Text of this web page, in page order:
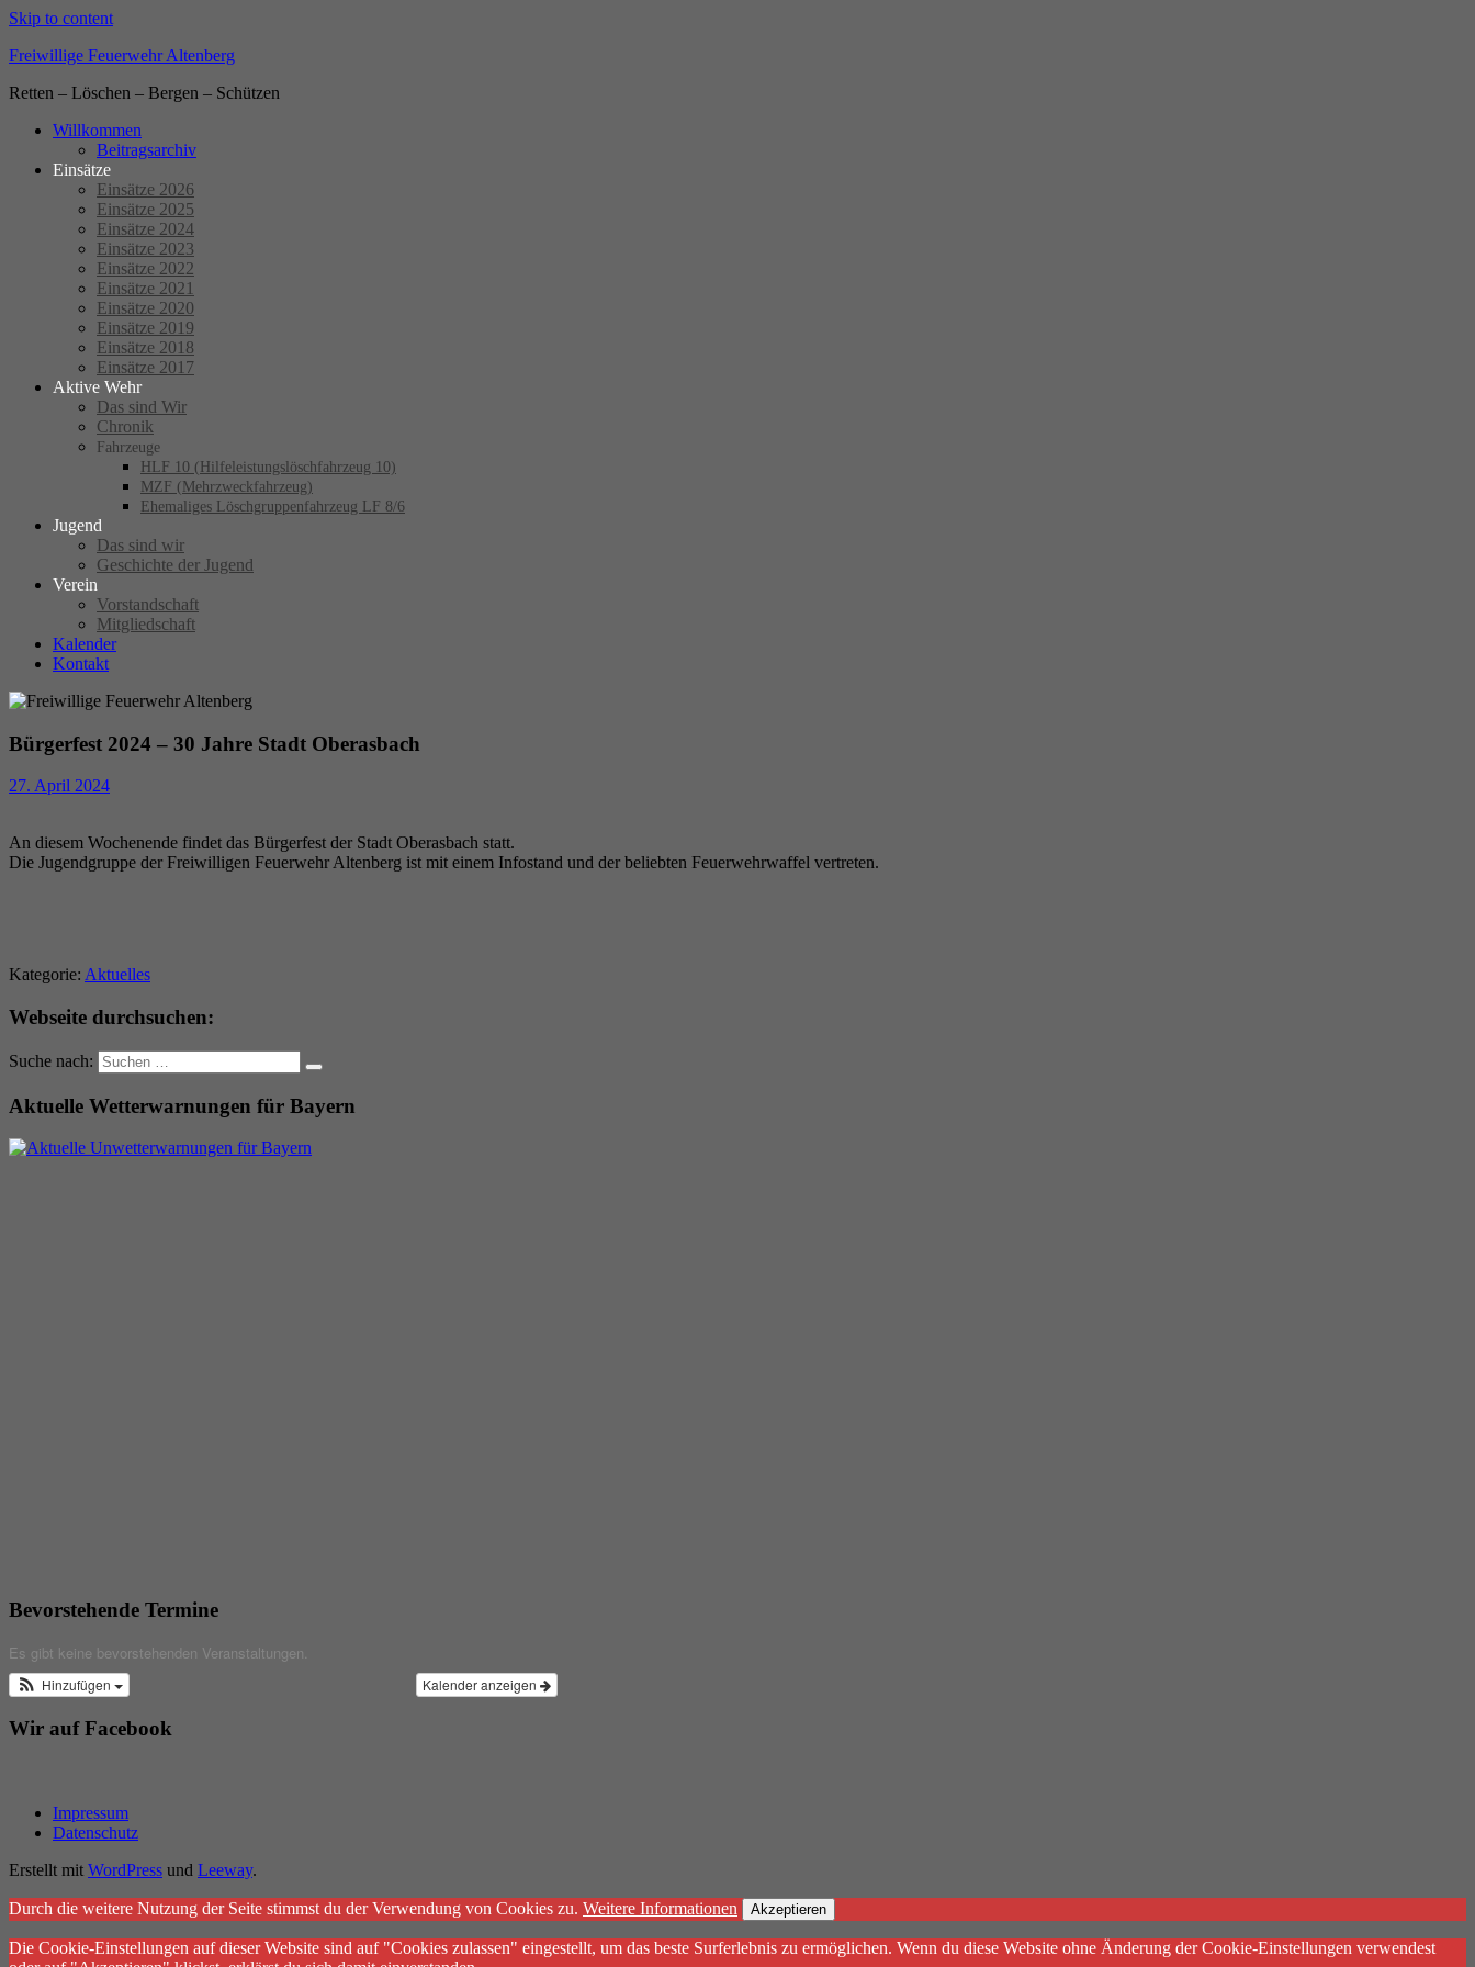
Skip to content
Freiwillige Feuerwehr Altenberg
Retten – Löschen – Bergen – Schützen
Willkommen
Beitragsarchiv
Einsätze
Einsätze 2026
Einsätze 2025
Einsätze 2024
Einsätze 2023
Einsätze 2022
Einsätze 2021
Einsätze 2020
Einsätze 2019
Einsätze 2018
Einsätze 2017
Aktive Wehr
Das sind Wir
Chronik
Fahrzeuge
HLF 10 (Hilfeleistungslöschfahrzeug 10)
MZF (Mehrzweckfahrzeug)
Ehemaliges Löschgruppenfahrzeug LF 8/6
Jugend
Das sind wir
Geschichte der Jugend
Verein
Vorstandschaft
Mitgliedschaft
Kalender
Kontakt
Bürgerfest 2024 – 30 Jahre Stadt Oberasbach
27. April 2024
An diesem Wochenende findet das Bürgerfest der Stadt Oberasbach statt.
Die Jugendgruppe der Freiwilligen Feuerwehr Altenberg ist mit einem Infostand und der beliebten Feuerwehrwaffel vertreten.
Kategorie: Aktuelles
Webseite durchsuchen:
Suche nach:
Aktuelle Wetterwarnungen für Bayern
Bevorstehende Termine
Es gibt keine bevorstehenden Veranstaltungen.
Kalender anzeigen
Hinzufügen
Wir auf Facebook
Impressum
Datenschutz
Erstellt mit WordPress und Leeway.
Durch die weitere Nutzung der Seite stimmst du der Verwendung von Cookies zu. Weitere Informationen Akzeptieren
Die Cookie-Einstellungen auf dieser Website sind auf "Cookies zulassen" eingestellt, um das beste Surferlebnis zu ermöglichen. Wenn du diese Website ohne Änderung der Cookie-Einstellungen verwendest